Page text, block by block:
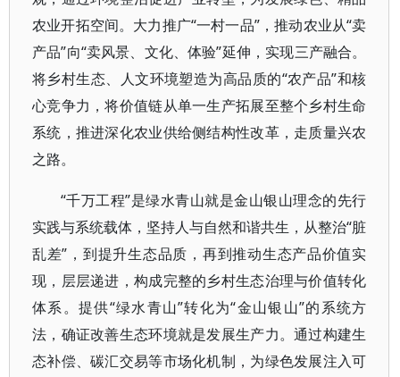
农业开拓空间。大力推广“一村一品”，推动农业从“卖
产品”向“卖风景、文化、体验”延伸，实现三产融合。
将乡村生态、人文环境塑造为高品质的“农产品”和核
心竞争力，将价值链从单一生产拓展至整个乡村生命
系统，推进深化农业供给侧结构性改革，走质量兴农
之路。
“千万工程”是绿水青山就是金山银山理念的先行
实践与系统载体，坚持人与自然和谐共生，从整治“脏
乱差”，到提升生态品质，再到推动生态产品价值实
现，层层递进，构成完整的乡村生态治理与价值转化
体系。提供“绿水青山”转化为“金山银山”的系统方
法，确证改善生态环境就是发展生产力。通过构建生
态补偿、碳汇交易等市场化机制，为绿色发展注入可